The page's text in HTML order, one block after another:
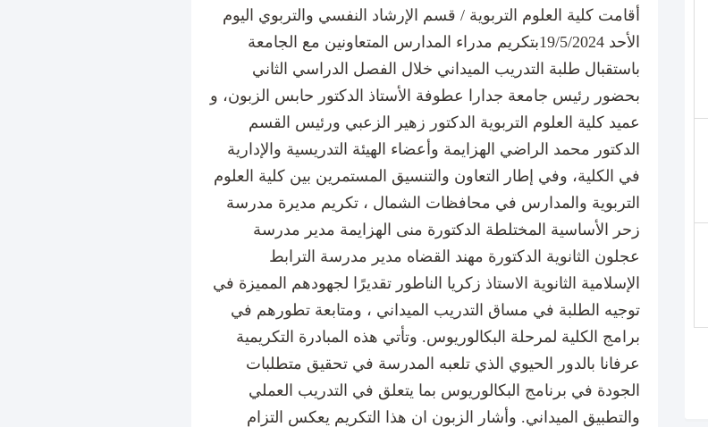
أقامت كلية العلوم التربوية / قسم الإرشاد النفسي والتربوي اليوم
الأحد 19/5/2024بتكريم مدراء المدارس المتعاونين مع الجامعة
باستقبال طلبة التدريب الميداني خلال الفصل الدراسي الثاني
بحضور رئيس جامعة جدارا عطوفة الأستاذ الدكتور حابس الزبون، و
عميد كلية العلوم التربوية الدكتور زهير الزعبي ورئيس القسم
الدكتور محمد الراضي الهزايمة وأعضاء الهيئة التدريسية والإدارية
في الكلية، وفي إطار التعاون والتنسيق المستمرين بين كلية العلوم
التربوية والمدارس في محافظات الشمال ، تكريم مديرة مدرسة
زحر الأساسية المختلطة الدكتورة منى الهزايمة مدير مدرسة
عجلون الثانوية الدكتورة مهند القضاه مدير مدرسة الترابط
الإسلامية الثانوية الاستاذ زكريا الناطور تقديرًا لجهودهم المميزة في
توجيه الطلبة في مساق التدريب الميداني ، ومتابعة تطورهم في
برامج الكلية لمرحلة البكالوريوس. وتأتي هذه المبادرة التكريمية
عرفانا بالدور الحيوي الذي تلعبه المدرسة في تحقيق متطلبات
الجودة في برنامج البكالوريوس بما يتعلق في التدريب العملي
والتطبيق الميداني. وأشار الزبون ان هذا التكريم يعكس التزام